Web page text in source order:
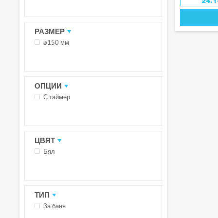
РАЗМЕР
⌀150 мм
ОПЦИИ
С таймер
ЦВЯТ
Бял
ТИП
За баня